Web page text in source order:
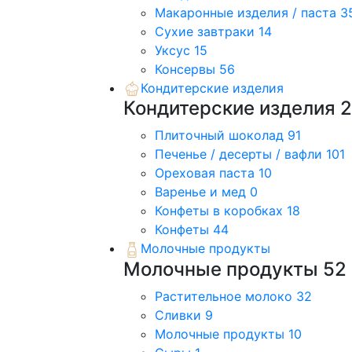
Макаронные изделия / паста
Сухие завтраки 14
Уксус 15
Консервы 56
Кондитерские изделия
Кондитерские изделия
Плиточный шоколад 91
Печенье / десерты / вафли 101
Ореховая паста 10
Варенье и мед 0
Конфеты в коробках 18
Конфеты 44
Молочные продукты
Молочные продукты 52
Растительное молоко 32
Сливки 9
Молочные продукты 10